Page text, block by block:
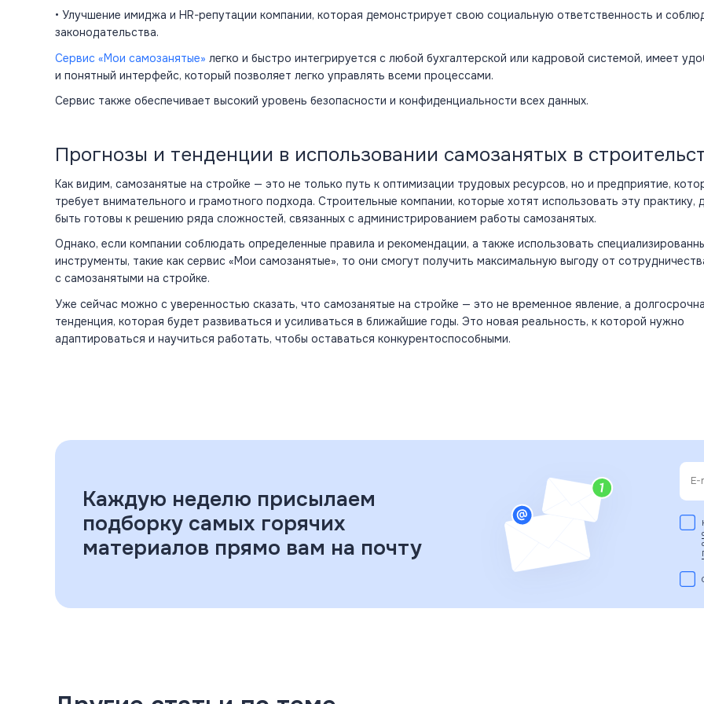
• Улучшение имиджа и HR-репутации компании, которая демонстрирует свою социальную ответственность и
законодательства.
Сервис «Мои самозанятые» легко и быстро интегрируется с любой бухгалтерской или кадровой системой, имеет
и понятный интерфейс, который позволяет легко управлять всеми процессами.
Сервис также обеспечивает высокий уровень безопасности и конфиденциальности всех данных.
Прогнозы и тенденции в использовании самозанятых в
Как видим, самозанятые на стройке — это не только путь к оптимизации трудовых ресурсов, но и предприятие,
требует внимательного и грамотного подхода. Строительные компании, которые хотят использовать эту практику,
быть готовы к решению ряда сложностей, связанных с администрированием работы самозанятых.
Однако, если компании соблюдать определенные правила и рекомендации, а также использовать
инструменты, такие как сервис «Мои самозанятые», то они смогут получить максимальную выгоду от
с самозанятыми на стройке.
Уже сейчас можно с уверенностью сказать, что самозанятые на стройке — это не временное явление, а
тенденция, которая будет развиваться и усиливаться в ближайшие годы. Это новая реальность, к которой нужно
адаптироваться и научиться работать, чтобы оставаться конкурентоспособными.
Каждую неделю присылаем
подборку самых горячих
материалов прямо вам на почту